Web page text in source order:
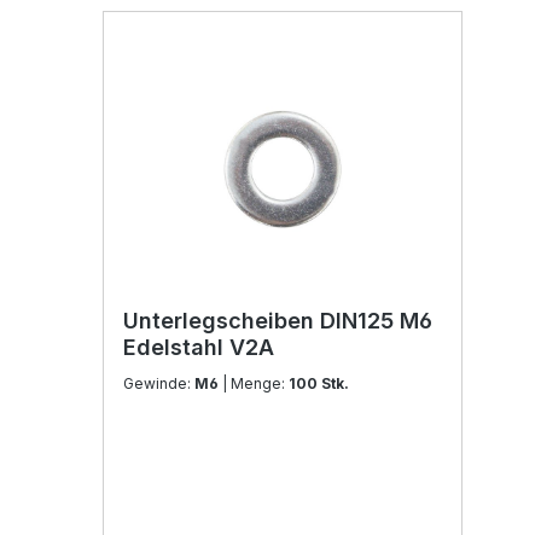
Unterlegscheiben DIN125 M6
Edelstahl V2A
Gewinde: M6 | Menge: 100 Stk.